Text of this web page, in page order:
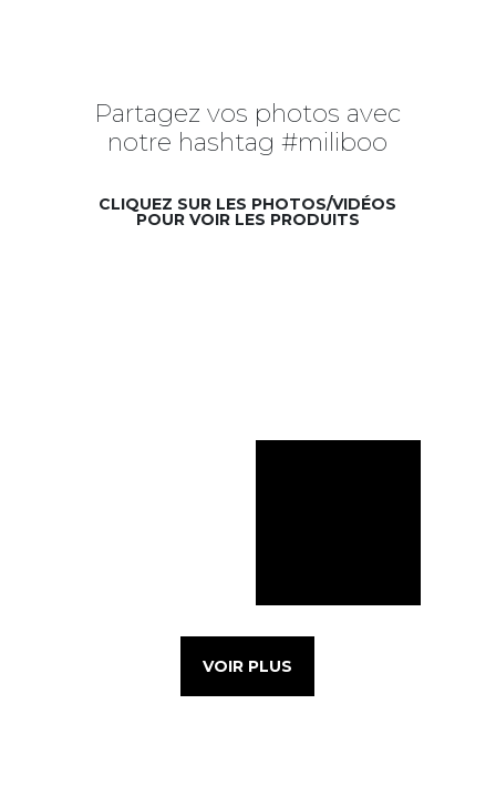
Partagez vos photos avec
notre hashtag #miliboo
CLIQUEZ SUR LES PHOTOS/VIDÉOS
POUR VOIR LES PRODUITS
VOIR PLUS